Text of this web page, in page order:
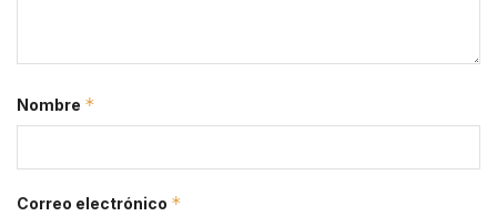
Nombre *
Correo electrónico *